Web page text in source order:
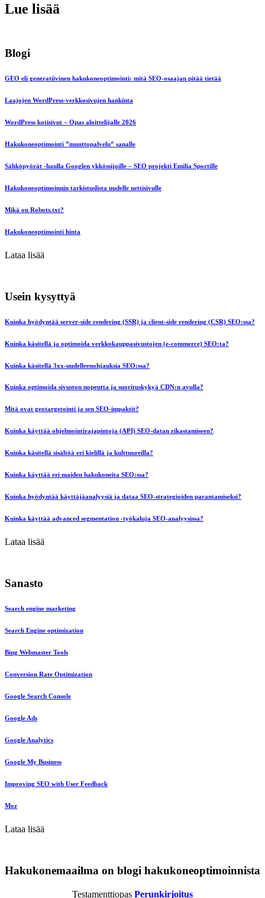
Lue lisää
Blogi
GEO eli generatiivinen hakukoneoptimointi: mitä SEO-osaajan pitää tietää
Laajojen WordPress-verkkosivujen hankinta
WordPress kotisivut – Opas aloittelijalle 2026
Hakukoneoptimointi ”muuttopalvelu” sanalle
Sähköpyörät -haulla Googlen ykkössijoille – SEO projekti Emilia Sportille
Hakukoneoptimoinnin tarkistuslista uudelle nettisivulle
Mikä on Robots.txt?
Hakukoneoptimointi hinta
Lataa lisää
Usein kysyttyä
Kuinka hyödyntää server-side rendering (SSR) ja client-side rendering (CSR) SEO:ssa?
Kuinka käsitellä ja optimoida verkkokauppasivustojen (e-commerce) SEO:ta?
Kuinka käsitellä 3xx-uudelleenohjauksia SEO:ssa?
Kuinka optimoida sivuston nopeutta ja suorituskykyä CDN:n avulla?
Mitä ovat geotargetointi ja sen SEO-impaktit?
Kuinka käyttää ohjelmointirajapintoja (API) SEO-datan rikastamiseen?
Kuinka käsitellä sisältöä eri kielillä ja kulttuureilla?
Kuinka käyttää eri maiden hakukoneita SEO:ssa?
Kuinka hyödyntää käyttäjäanalyysiä ja dataa SEO-strategioiden parantamiseksi?
Kuinka käyttää advanced segmentation -työkaluja SEO-analyysissa?
Lataa lisää
Sanasto
Search engine marketing
Search Engine optimization
Bing Webmaster Tools
Conversion Rate Optimization
Google Search Console
Google Ads
Google Analytics
Google My Business
Improving SEO with User Feedback
Moz
Lataa lisää
Hakukonemaailma on blogi hakukoneoptimoinnista
Testamenttiopas Perunkirjoitus